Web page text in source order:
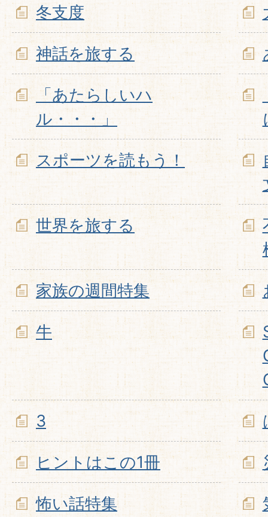
冬支度
神話を旅する
「あたらしいハ
ル・・・」
スポーツを読もう！
世界を旅する
家族の週間特集
牛
3
ヒントはこの1冊
怖い話特集